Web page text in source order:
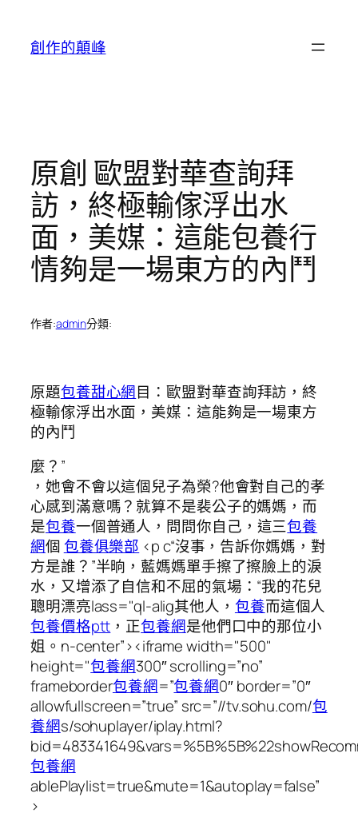
創作的顛峰
原創 歐盟對華查詢拜
訪，終極輸傢浮出水
面，美媒：這能包養行
情夠是一場東方的內鬥
作者:admin分類:
原題包養甜心網目：歐盟對華查詢拜訪，終
極輸傢浮出水面，美媒：這能夠是一場東方
的內鬥
麼？”
，她會不會以這個兒子為榮?他會對自己的孝
心感到滿意嗎？就算不是裴公子的媽媽，而
是包養一個普通人，問問你自己，這三包養
網個包養俱樂部 <p c“沒事，告訴你媽媽，對
方是誰？”半晌，藍媽媽單手擦了擦臉上的淚
水，又增添了自信和不屈的氣場：“我的花兒
聰明漂亮lass="ql-alig其他人， 包養而這個人
包養價格ptt ，正包養網是他們口中的那位小
姐。n-center”><iframe width="500"
height="包養網300″ scrolling=”no”
frameborder包養網=”包養網0″ border=”0″
allowfullscreen=”true” src=”//tv.sohu.com/包
養網s/sohuplayer/iplay.html?
包養網
ablePlaylist=true&mute=1&autoplay=false”
>